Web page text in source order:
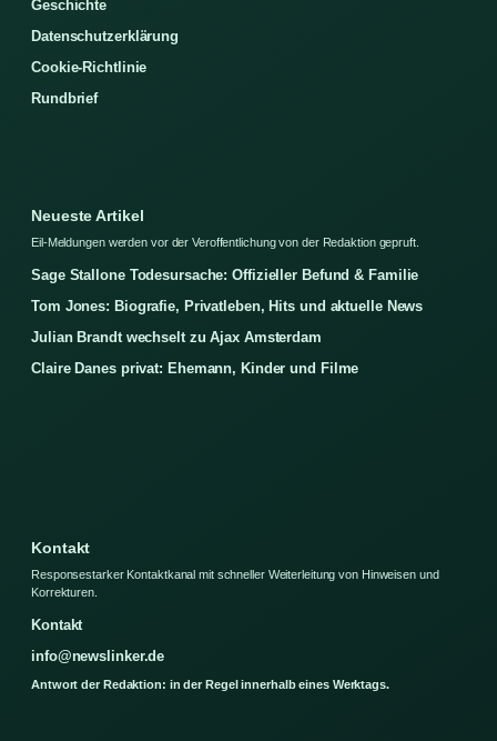
Geschichte
Datenschutzerklärung
Cookie-Richtlinie
Rundbrief
Neueste Artikel
Eil-Meldungen werden vor der Veroffentlichung von der Redaktion gepruft.
Sage Stallone Todesursache: Offizieller Befund & Familie
Tom Jones: Biografie, Privatleben, Hits und aktuelle News
Julian Brandt wechselt zu Ajax Amsterdam
Claire Danes privat: Ehemann, Kinder und Filme
Kontakt
Responsestarker Kontaktkanal mit schneller Weiterleitung von Hinweisen und
Korrekturen.
Kontakt
info@newslinker.de
Antwort der Redaktion: in der Regel innerhalb eines Werktags.